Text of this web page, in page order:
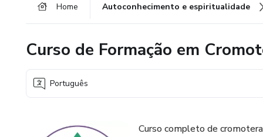
Home Autoconhecimento e espiritualidade
Curso de Formação em
Português
Curso completo de